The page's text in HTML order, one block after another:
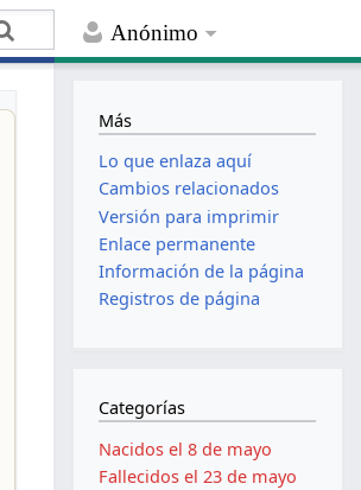
Anónimo
Más
Lo que enlaza aquí
Cambios relacionados
Versión para imprimir
Enlace permanente
Información de la página
Registros de página
Categorías
Nacidos el 8 de mayo
Fallecidos el 23 de mayo